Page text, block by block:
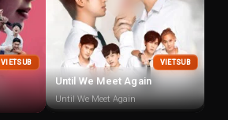
VIETSUB VIETSUB
Until We Meet Again
Until We Meet Again